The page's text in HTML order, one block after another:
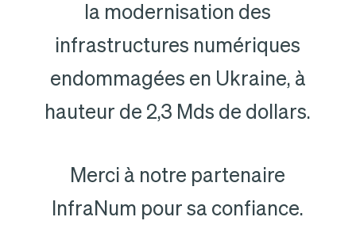
la modernisation des
infrastructures numériques
endommagées en Ukraine, à
hauteur de 2,3 Mds de dollars.
Merci à notre partenaire
InfraNum pour sa confiance.